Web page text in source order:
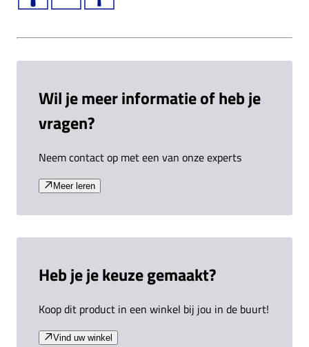
Wil je meer informatie of heb je
vragen?
Neem contact op met een van onze experts
Meer leren
Heb je je keuze gemaakt?
Koop dit product in een winkel bij jou in de buurt!
Vind uw winkel